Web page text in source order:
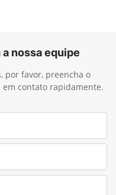
nossa equipe
por favor, preencha o
contato rapidamente.